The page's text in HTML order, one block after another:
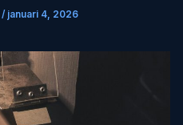
/ januari 4, 2026